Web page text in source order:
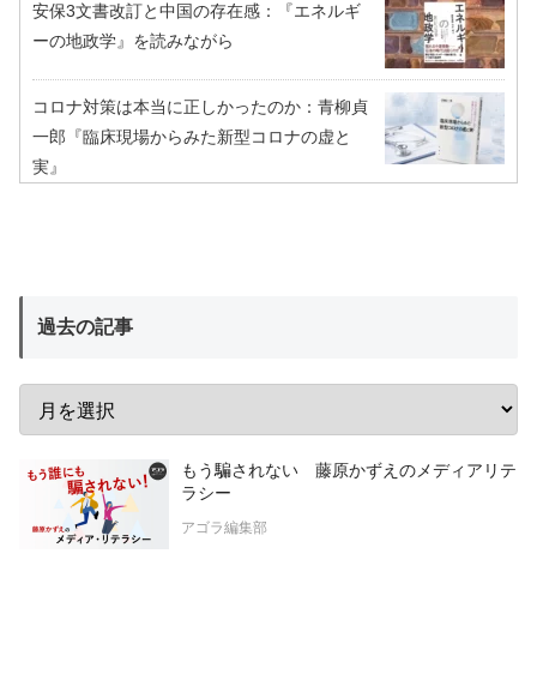
安保3文書改訂と中国の存在感：『エネルギ
ーの地政学』を読みながら
コロナ対策は本当に正しかったのか：青柳貞
一郎『臨床現場からみた新型コロナの虚と
実』
過去の記事
もう騙されない 藤原かずえのメディアリテ
ラシー
アゴラ編集部